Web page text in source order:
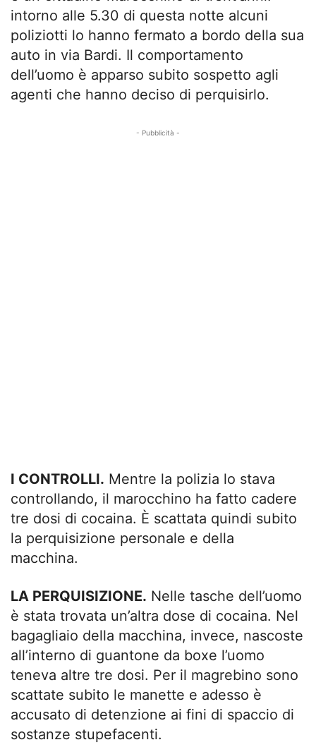
intorno alle 5.30 di questa notte alcuni
poliziotti lo hanno fermato a bordo della sua
auto in via Bardi. Il comportamento
dell’uomo è apparso subito sospetto agli
agenti che hanno deciso di perquisirlo.
- Pubblicità -
I CONTROLLI. Mentre la polizia lo stava
controllando, il marocchino ha fatto cadere
tre dosi di cocaina. È scattata quindi subito
la perquisizione personale e della
macchina.
LA PERQUISIZIONE. Nelle tasche dell’uomo
è stata trovata un’altra dose di cocaina. Nel
bagagliaio della macchina, invece, nascoste
all’interno di guantone da boxe l’uomo
teneva altre tre dosi. Per il magrebino sono
scattate subito le manette e adesso è
accusato di detenzione ai fini di spaccio di
sostanze stupefacenti.